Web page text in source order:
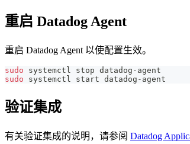
重启 Datadog Agent
重启 Datadog Agent 以使配置生效。
sudo systemctl stop datadog-agent
sudo systemctl start datadog-agent
验证集成
有关验证集成的说明，请参阅 Datadog